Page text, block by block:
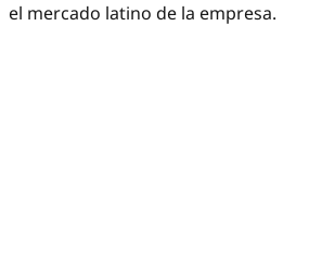
el mercado latino de la empresa.